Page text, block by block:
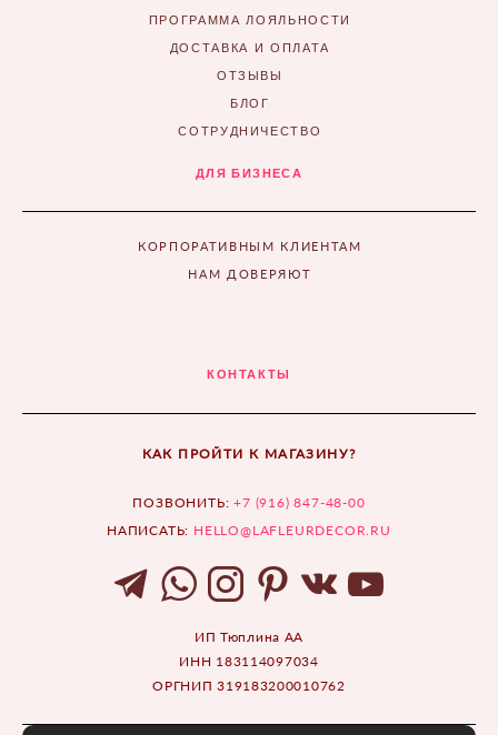
ПРОГРАММА ЛОЯЛЬНОСТИ
ДОСТАВКА И ОПЛАТА
ОТЗЫВЫ
БЛОГ
СОТРУДНИЧЕСТВО
ДЛЯ БИЗНЕСА
КОРПОРАТИВНЫМ КЛИЕНТАМ
НАМ ДОВЕРЯЮТ
КОНТАКТЫ
КАК ПРОЙТИ К МАГАЗИНУ?
ПОЗВОНИТЬ:+7 (916) 847-48-00
НАПИСАТЬ: HELLO@LAFLEURDECOR.RU
ИП Тюплина АА
ИНН 183114097034
ОРГНИП 319183200010762